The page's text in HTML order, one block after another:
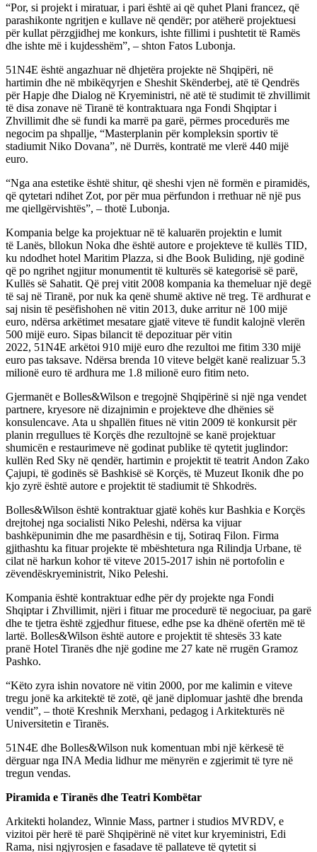
“Por, si projekt i miratuar, i pari është ai që quhet Plani francez, që
parashikonte ngritjen e kullave në qendër; por atëherë projektuesi
për kullat përzgjidhej me konkurs, ishte fillimi i pushtetit të Ramës
dhe ishte më i kujdesshëm”, – shton Fatos Lubonja.
51N4E është angazhuar në dhjetëra projekte në Shqipëri, në
hartimin dhe në mbikëqyrjen e Sheshit Skënderbej, atë të Qendrës
për Hapje dhe Dialog në Kryeministri, në atë të studimit të zhvillimit
të disa zonave në Tiranë të kontraktuara nga Fondi Shqiptar i
Zhvillimit dhe së fundi ka marrë pa garë, përmes procedurës me
negocim pa shpallje, “Masterplanin për kompleksin sportiv të
stadiumit Niko Dovana”, në Durrës, kontratë me vlerë 440 mijë
euro.
“Nga ana estetike është shitur, që sheshi vjen në formën e piramidës,
që qytetari ndihet Zot, por për mua përfundon i rrethuar në një pus
me qiellgërvishtës”, – thotë Lubonja.
Kompania belge ka projektuar në të kaluarën projektin e lumit
të Lanës, bllokun Noka dhe është autore e projekteve të kullës TID,
ku ndodhet hotel Maritim Plazza, si dhe Book Buliding, një godinë
që po ngrihet ngjitur monumentit të kulturës së kategorisë së parë,
Kullës së Sahatit. Që prej vitit 2008 kompania ka themeluar një degë
të saj në Tiranë, por nuk ka qenë shumë aktive në treg. Të ardhurat e
saj nisin të pesëfishohen në vitin 2013, duke arritur në 100 mijë
euro, ndërsa arkëtimet mesatare gjatë viteve të fundit kalojnë vlerën
500 mijë euro. Sipas bilancit të depozituar për vitin
2022, 51N4E arkëtoi 910 mijë euro dhe rezultoi me fitim 330 mijë
euro pas taksave. Ndërsa brenda 10 viteve belgët kanë realizuar 5.3
milionë euro të ardhura me 1.8 milionë euro fitim neto.
Gjermanët e Bolles&Wilson e tregojnë Shqipërinë si një nga vendet
partnere, kryesore në dizajnimin e projekteve dhe dhënies së
konsulencave. Ata u shpallën fitues në vitin 2009 të konkursit për
planin rregullues të Korçës dhe rezultojnë se kanë projektuar
shumicën e restaurimeve në godinat publike të qytetit juglindor:
kullën Red Sky në qendër, hartimin e projektit të teatrit Andon Zako
Çajupi, të godinës së Bashkisë së Korçës, të Muzeut Ikonik dhe po
kjo zyrë është autore e projektit të stadiumit të Shkodrës.
Bolles&Wilson është kontraktuar gjatë kohës kur Bashkia e Korçës
drejtohej nga socialisti Niko Peleshi, ndërsa ka vijuar
bashkëpunimin dhe me pasardhësin e tij, Sotiraq Filon. Firma
gjithashtu ka fituar projekte të mbështetura nga Rilindja Urbane, të
cilat në harkun kohor të viteve 2015-2017 ishin në portofolin e
zëvendëskryeministrit, Niko Peleshi.
Kompania është kontraktuar edhe për dy projekte nga Fondi
Shqiptar i Zhvillimit, njëri i fituar me procedurë të negociuar, pa garë
dhe te tjetra është zgjedhur fituese, edhe pse ka dhënë ofertën më të
lartë. Bolles&Wilson është autore e projektit të shtesës 33 kate
pranë Hotel Tiranës dhe një godine me 27 kate në rrugën Gramoz
Pashko.
“Këto zyra ishin novatore në vitin 2000, por me kalimin e viteve
tregu jonë ka arkitektë të zotë, që janë diplomuar jashtë dhe brenda
vendit”, – thotë Kreshnik Merxhani, pedagog i Arkitekturës në
Universitetin e Tiranës.
51N4E dhe Bolles&Wilson nuk komentuan mbi një kërkesë të
dërguar nga INA Media lidhur me mënyrën e zgjerimit të tyre në
tregun vendas.
Piramida e Tiranës dhe Teatri Kombëtar
Arkitekti holandez, Winnie Mass, partner i studios MVRDV, e
vizitoi për herë të parë Shqipërinë në vitet kur kryeministri, Edi
Rama, nisi ngjyrosjen e fasadave të pallateve të qytetit si